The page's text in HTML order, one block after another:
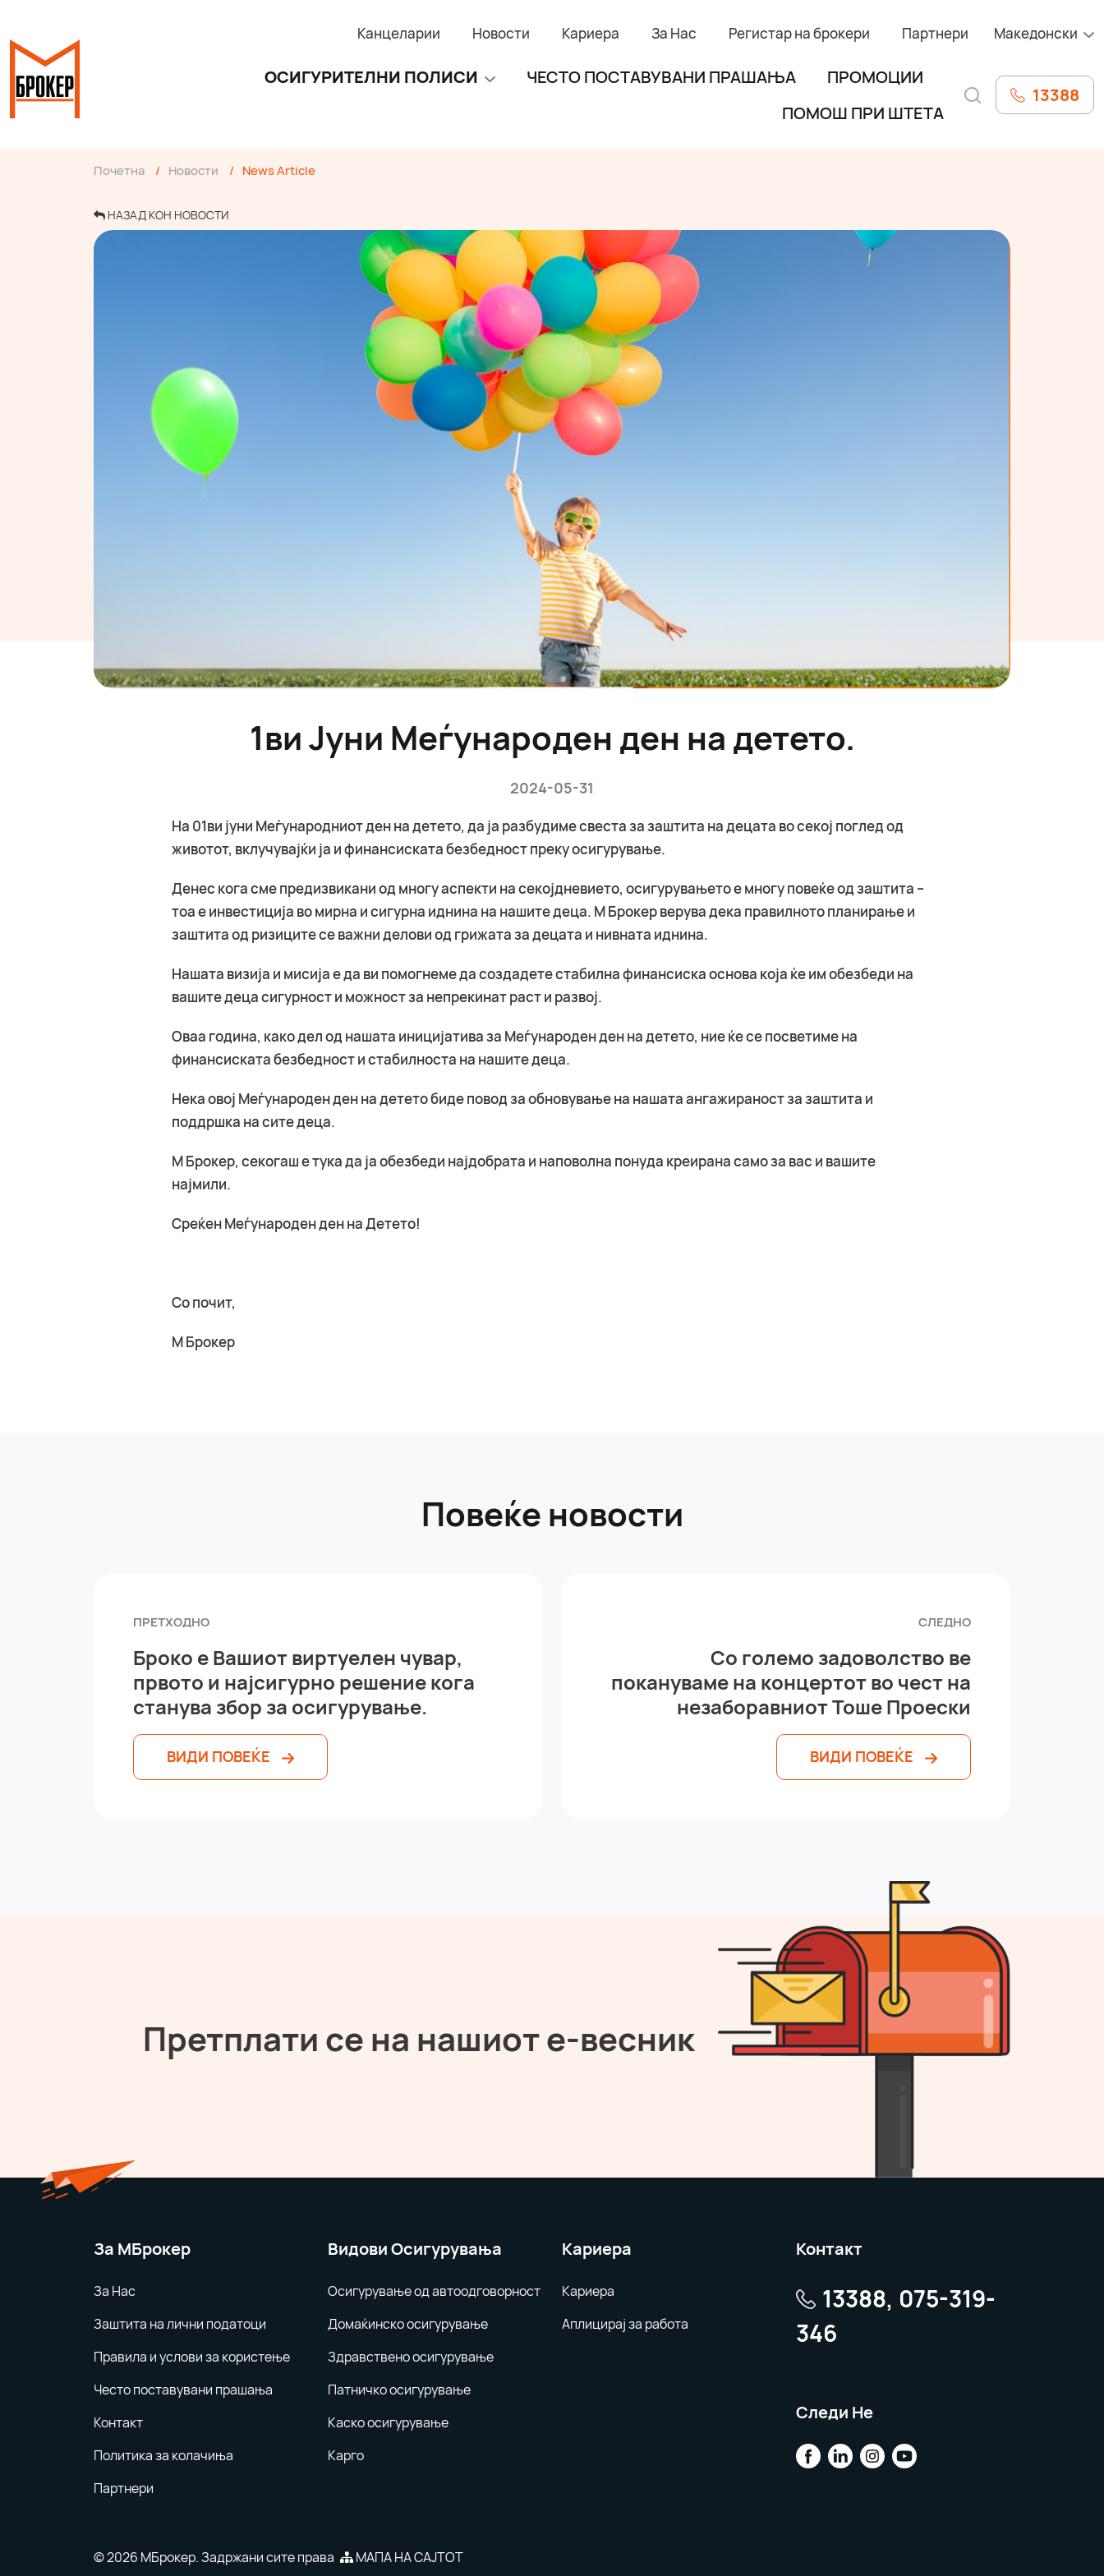
Канцеларии Новости Кариера За Нас Регистар на брокери Партнери Македонски
ОСИГУРИТЕЛНИ ПОЛИСИ ЧЕСТО ПОСТАВУВАНИ ПРАШАЊА
ПРОМОЦИИ
ПОМОШ ПРИ ШТЕТА
13388
Почетна / Новости / News Article
НАЗАД КОН НОВОСТИ
1ви Јуни Меѓународен ден на детето.
2024-05-31
На 01ви јуни Меѓународниот ден на детето, да ја разбудиме свеста за заштита на децата во секој поглед од
животот, вклучувајќи ја и финансиската безбедност преку осигурување.
Денес кога сме предизвикани од многу аспекти на секојдневието, осигурувањето е многу повеќе од заштита –
тоа е инвестиција во мирна и сигурна иднина на нашите деца. М Брокер верува дека правилното планирање и
заштита од ризиците се важни делови од грижата за децата и нивната иднина.
Нашата визија и мисија е да ви помогнеме да создадете стабилна финансиска основа која ќе им обезбеди на
вашите деца сигурност и можност за непрекинат раст и развој.
Оваа година, како дел од нашата иницијатива за Меѓународен ден на детето, ние ќе се посветиме на
финансиската безбедност и стабилноста на нашите деца.
Нека овој Меѓународен ден на детето биде повод за обновување на нашата ангажираност за заштита и
поддршка на сите деца.
М Брокер, секогаш е тука да ја обезбеди најдобрата и наповолна понуда креирана само за вас и вашите
најмили.
Среќен Меѓународен ден на Детето!
Со почит,
М Брокер
Повеќе новости
ПРЕТХОДНО
Броко е Вашиот виртуелен чувар,
првото и најсигурно решение кога
станува збор за осигурување.
ВИДИ ПОВЕЌЕ
СЛЕДНО
Со големо задоволство ве
покануваме на концертот во чест на
незаборавниот Тоше Проески
ВИДИ ПОВЕЌЕ
Претплати се на нашиот е-весник
За MБрокер
За Нас
Заштита на лични податоци
Правила и услови за користење
Често поставувани прашања
Контакт
Политика за колачиња
Партнери
Видови Осигурувања
Осигурување од автоодговорност
Домаќинско осигурување
Здравствено осигурување
Патничко осигурување
Каско осигурување
Карго
Кариера
Кариера
Аплицирај за работа
Контакт
13388, 075-319-
346
Следи Не
© 2026 МБрокер. Задржани сите права МАПА НА САЈТОТ